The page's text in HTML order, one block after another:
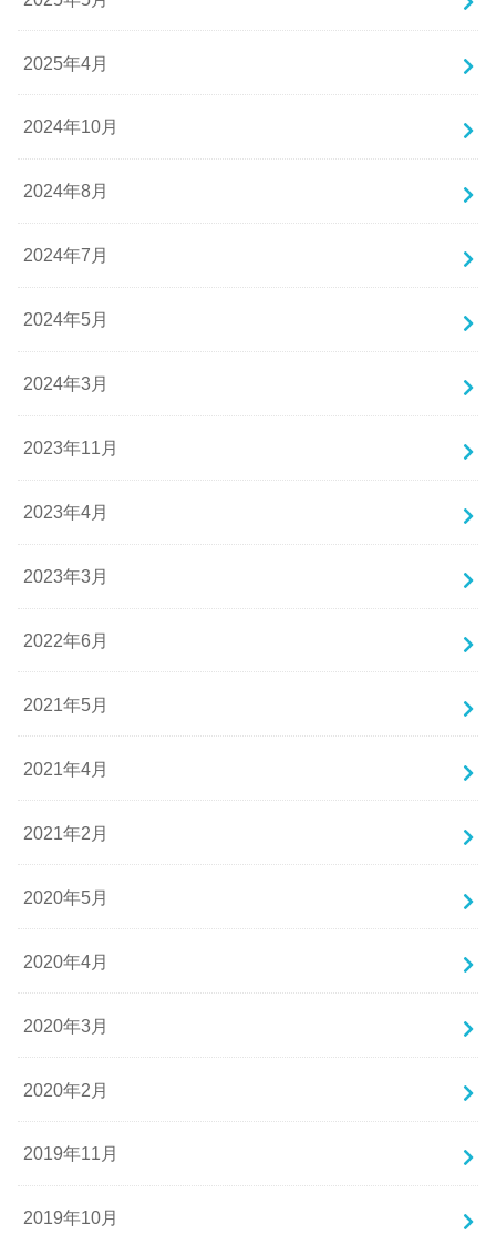
2025年4月
2024年10月
2024年8月
2024年7月
2024年5月
2024年3月
2023年11月
2023年4月
2023年3月
2022年6月
2021年5月
2021年4月
2021年2月
2020年5月
2020年4月
2020年3月
2020年2月
2019年11月
2019年10月